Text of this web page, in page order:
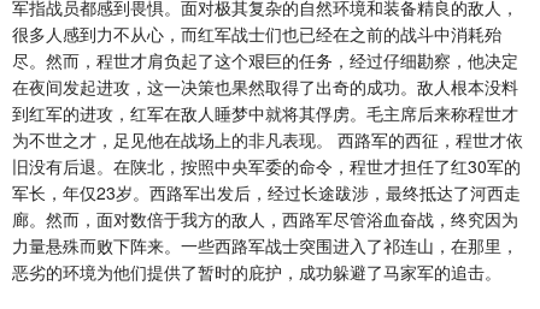
军指战员都感到畏惧。面对极其复杂的自然环境和装备精良的敌人，
很多人感到力不从心，而红军战士们也已经在之前的战斗中消耗殆
尽。然而，程世才肩负起了这个艰巨的任务，经过仔细勘察，他决定
在夜间发起进攻，这一决策也果然取得了出奇的成功。敌人根本没料
到红军的进攻，红军在敌人睡梦中就将其俘虏。毛主席后来称程世才
为不世之才，足见他在战场上的非凡表现。 西路军的西征，程世才依
旧没有后退。在陕北，按照中央军委的命令，程世才担任了红30军的
军长，年仅23岁。西路军出发后，经过长途跋涉，最终抵达了河西走
廊。然而，面对数倍于我方的敌人，西路军尽管浴血奋战，终究因为
力量悬殊而败下阵来。一些西路军战士突围进入了祁连山，在那里，
恶劣的环境为他们提供了暂时的庇护，成功躲避了马家军的追击。